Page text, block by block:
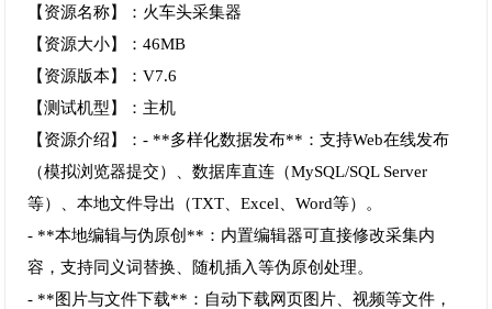
【资源名称】：火车头采集器
【资源大小】：46MB
【资源版本】：V7.6
【测试机型】：主机
【资源介绍】：- **多样化数据发布**：支持Web在线发布
（模拟浏览器提交）、数据库直连（MySQL/SQL Server
等）、本地文件导出（TXT、Excel、Word等）。
- **本地编辑与伪原创**：内置编辑器可直接修改采集内
容，支持同义词替换、随机插入等伪原创处理。
- **图片与文件下载**：自动下载网页图片、视频等文件，